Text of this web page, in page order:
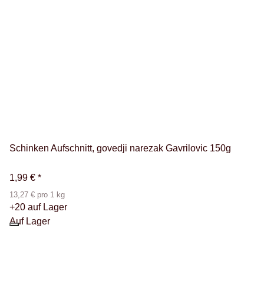
Schinken Aufschnitt, govedji narezak Gavrilovic 150g
1,99 € *
13,27 € pro 1 kg
+20 auf Lager
Auf Lager